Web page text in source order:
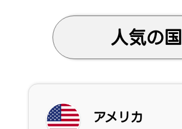
人気の国
アメリカ